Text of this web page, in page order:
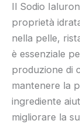
Il Sodio
proprietà
nella pelle,
è essenziale
produzione di
mantenere la
ingrediente
migliorare la